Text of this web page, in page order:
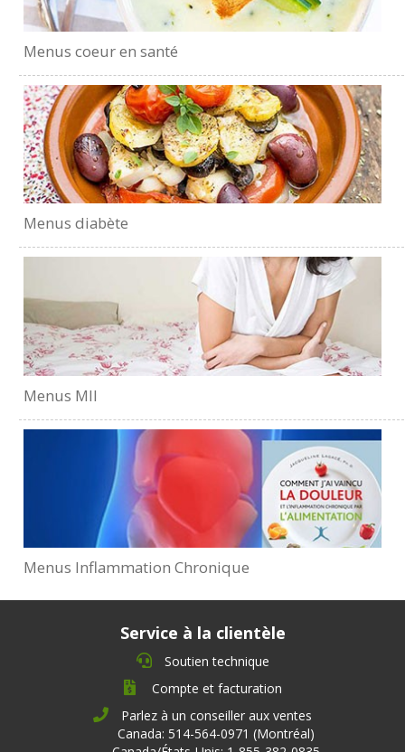
Menus coeur en santé
Menus diabète
Menus MII
Menus Inflammation Chronique
Service à la clientèle
Soutien technique
Compte et facturation
Parlez à un conseiller aux ventes
Canada: 514-564-0971 (Montréal)